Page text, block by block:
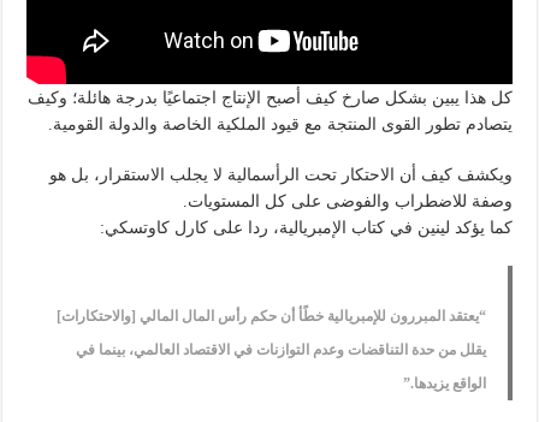
كل هذا يبين بشكل صارخ كيف أصبح الإنتاج اجتماعيًا بدرجة هائلة؛ وكيف
يتصادم تطور القوى المنتجة مع قيود الملكية الخاصة والدولة القومية.
ويكشف كيف أن الاحتكار تحت الرأسمالية لا يجلب الاستقرار، بل هو
وصفة للاضطراب والفوضى على كل المستويات.
كما يؤكد لينين في كتاب الإمبريالية، ردا على كارل كاوتسكي:
“يعتقد المبررون للإمبريالية خطًأ أن حكم رأس المال المالي [والاحتكارات]
يقلل من حدة التناقضات وعدم التوازنات في الاقتصاد العالمي، بينما في
الواقع يزيدها.”